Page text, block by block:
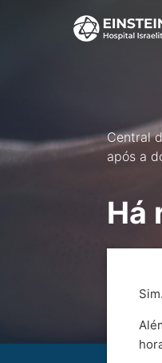
Central
após a
Há